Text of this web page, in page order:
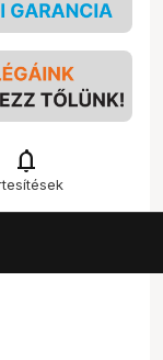
notifications